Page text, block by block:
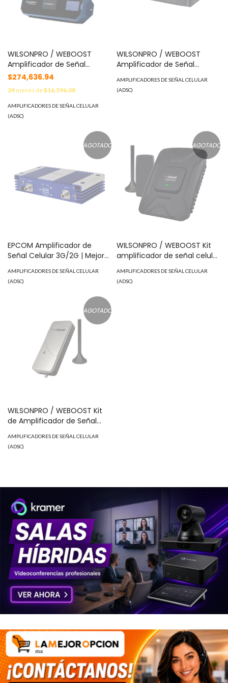
WILSONPRO / WEBOOST
Amplificador de Señal
Celular, ENTERPRISE 4300 /
Mejora la Señal Celular de los
principales operadores /
Cubre áreas de hasta 9200
metros cuadrados 461-052
$274,636.94
24meses de$16,596.08
AMPLIFICADORES DE SEÑAL CELULAR
(ADSC)
WILSONPRO / WEBOOST
Amplificador de Señal
Celular, ENTERPRISE 4300.
Mejora la Señal Celular de
Múltiples Operadores. Cubre
AMPLIFICADORES DE SEÑAL CELULAR
(ADSC)
AGOTADO
EPCOM Amplificador de
Señal Celular 3G/2G | Mejora
las llamadas telefónicas y
los datos del 3G | Banda
Sencilla, 850 MHz | 70 dB de
ganancia para cubrir áreas
de hasta 2000 metros
cuadrados. MOD: EP-SIG-08
AMPLIFICADORES DE SEÑAL CELULAR
(ADSC)
AGOTADO
WILSONPRO / WEBOOST Kit
amplificador de señal celular
para vehículo, soporta 4G
LTE, 3G, mejora la llamada
telefónica, multiusuario. Con
AMPLIFICADORES DE SEÑAL CELULAR
(ADSC)
AGOTADO
WILSONPRO / WEBOOST Kit
de Amplificador de Señal
Celular Drive 3G-Flex para
Vehículo y Casa. 470-113
AMPLIFICADORES DE SEÑAL CELULAR
(ADSC)